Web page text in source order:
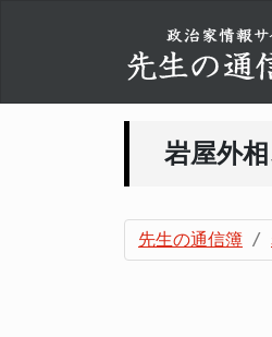
岩屋外
先生の通信簿